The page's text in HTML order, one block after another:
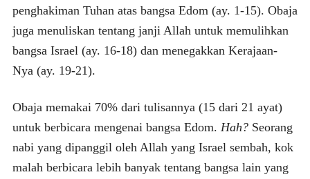
penghakiman Tuhan atas bangsa Edom (ay. 1-15). Obaja
juga menuliskan tentang janji Allah untuk memulihkan
bangsa Israel (ay. 16-18) dan menegakkan Kerajaan-
Nya (ay. 19-21).
Obaja memakai 70% dari tulisannya (15 dari 21 ayat)
untuk berbicara mengenai bangsa Edom. Hah?Seorang
nabi yang dipanggil oleh Allah yang Israel sembah, kok
malah berbicara lebih banyak tentang bangsa lain yang